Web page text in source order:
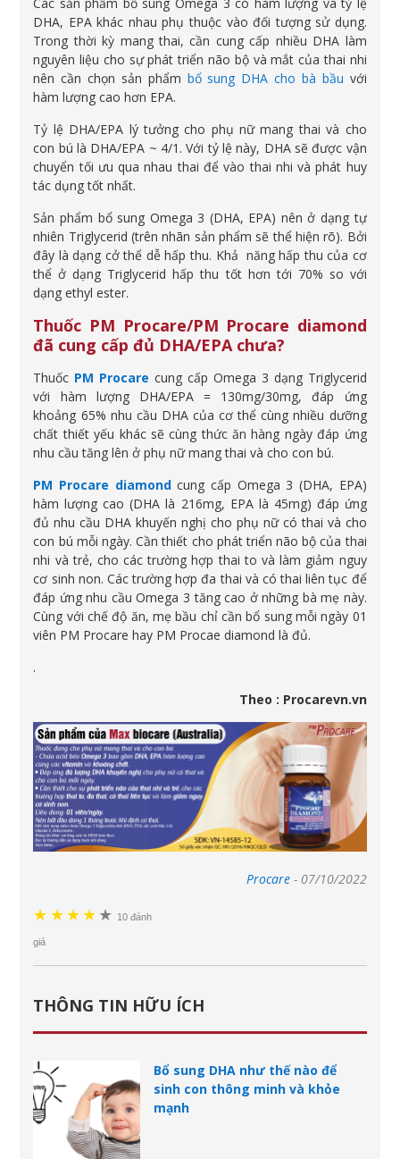
DHA, EPA khác nhau phụ thuộc vào đối tượng sử dụng.
Trong thời kỳ mang thai, cần cung cấp nhiều DHA làm
nguyên liệu cho sự phát triển não bộ và mắt của thai nhi
nên cần chọn sản phẩm bổ sung DHA cho bà bầu với
hàm lượng cao hơn EPA.
Tỷ lệ DHA/EPA lý tưởng cho phụ nữ mang thai và cho
con bú là DHA/EPA ~ 4/1. Với tỷ lệ này, DHA sẽ được vận
chuyển tối ưu qua nhau thai để vào thai nhi và phát huy
tác dụng tốt nhất.
Sản phẩm bổ sung Omega 3 (DHA, EPA) nên ở dạng tự
nhiên Triglycerid (trên nhãn sản phẩm sẽ thể hiện rõ). Bởi
đây là dạng cở thể dễ hấp thu. Khả năng hấp thu của cơ
thể ở dạng Triglycerid hấp thu tốt hơn tới 70% so với
dạng ethyl ester.
Thuốc PM Procare/PM Procare diamond
đã cung cấp đủ DHA/EPA chưa?
Thuốc PM Procare cung cấp Omega 3 dạng Triglycerid
với hàm lượng DHA/EPA = 130mg/30mg, đáp ứng
khoảng 65% nhu cầu DHA của cơ thể cùng nhiều dưỡng
chất thiết yếu khác sẽ cùng thức ăn hàng ngày đáp ứng
nhu cầu tăng lên ở phụ nữ mang thai và cho con bú.
PM Procare diamondcung cấp Omega 3 (DHA, EPA)
hàm lượng cao (DHA là 216mg, EPA là 45mg) đáp ứng
đủ nhu cầu DHA khuyến nghị cho phụ nữ có thai và cho
con bú mỗi ngày. Cần thiết cho phát triển não bộ của thai
nhi và trẻ, cho các trường hợp thai to và làm giảm nguy
cơ sinh non. Các trường hợp đa thai và có thai liên tục để
đáp ứng nhu cầu Omega 3 tăng cao ở những bà mẹ này.
Cùng với chế độ ăn, mẹ bầu chỉ cần bổ sung mỗi ngày 01
viên PM Procare hay PM Procae diamond là đủ.
.
Theo : Procarevn.vn
Procare- 07/10/2022
★ ★★★★
★ 10 đánh
giá
THÔNG TIN HỮU ÍCH
Bổ sung DHA như thế nào để
sinh con thông minh và khỏe
mạnh